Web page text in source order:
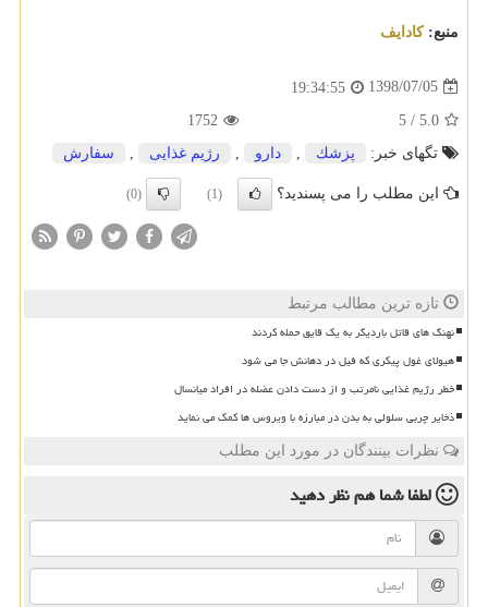
منبع:كادایف
1398/07/05
19:34:55
5.0
/
5
1752
تگهای خبر:
پزشك دارو رژیم غذایی سفارش
این مطلب را می پسندید؟ (1)
(0)
تازه ترین مطالب مرتبط
نهنگ های قاتل باردیگر به یک قایق حمله کردند
هیولای غول پیکری که فیل در دهانش جا می شود
خطر رژیم غذایی نامرتب و از دست دادن عضله در افراد میانسال
ذخایر چربی سلولی به بدن در مبارزه با ویروس ها کمک می نماید
نظرات بینندگان در مورد این مطلب
لطفا شما همنظر دهید